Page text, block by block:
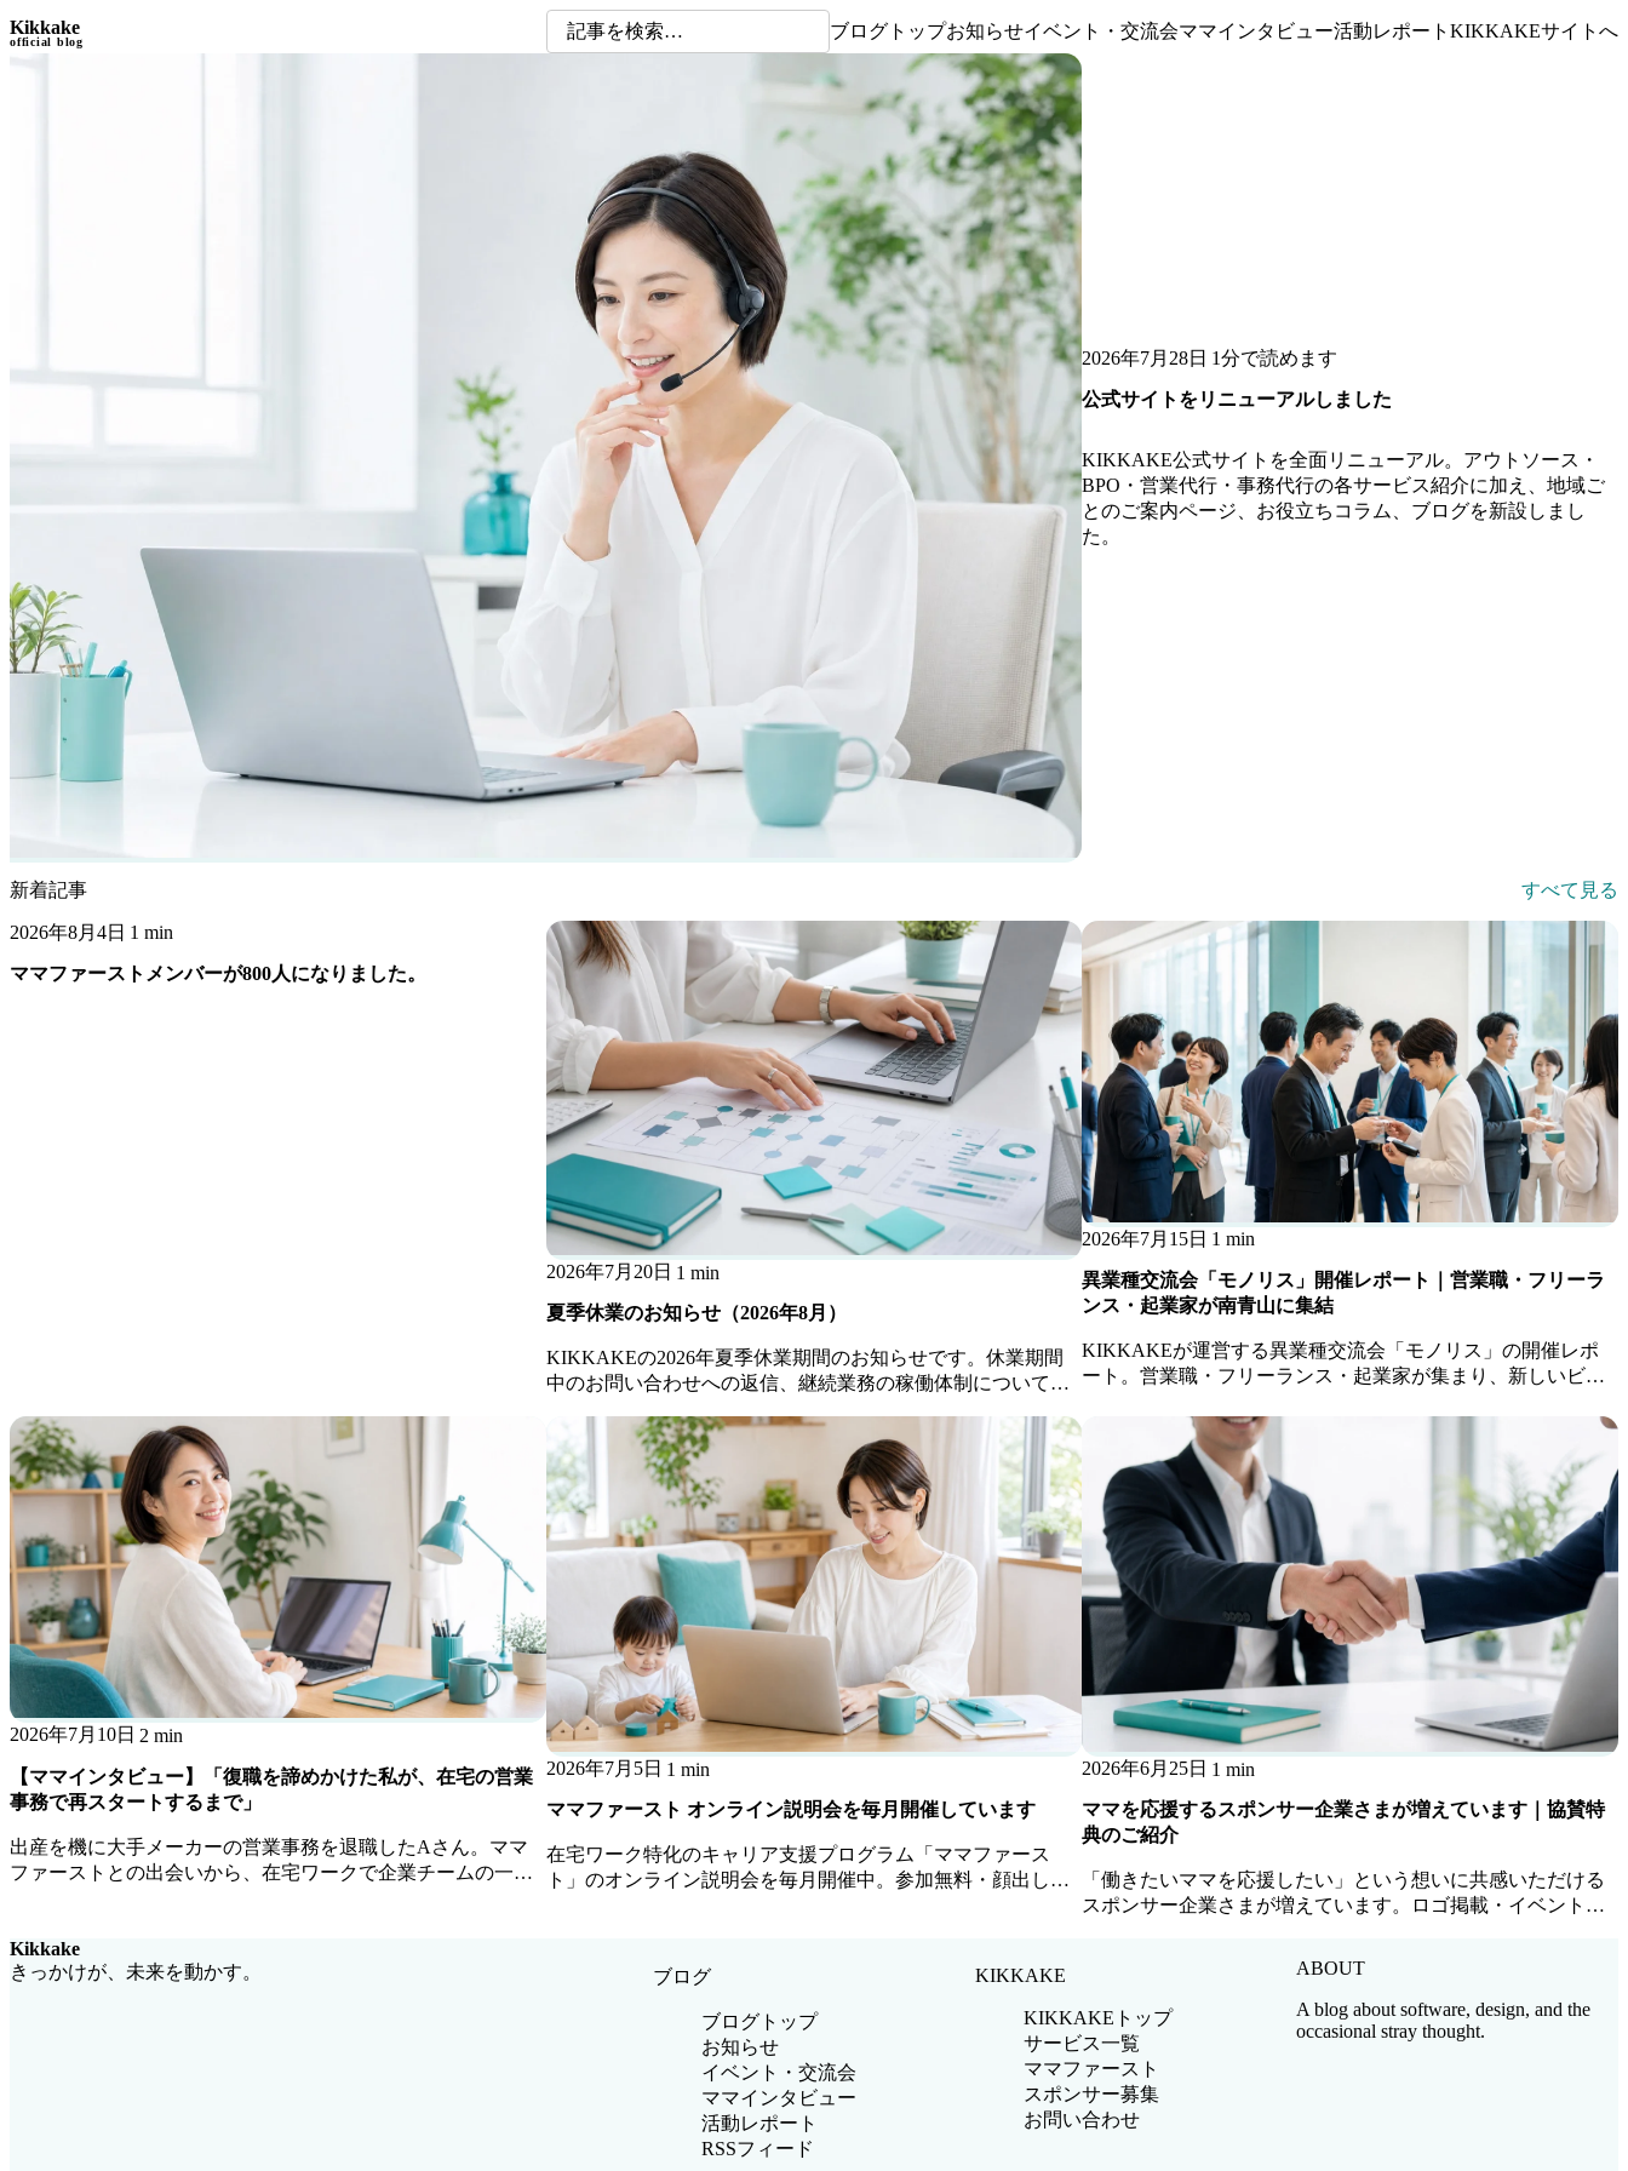
Kikkake
official blog
ブログトップお知らせイベント・交流会ママインタビュー活動レポート KIKKAKEサイトへ
2026年7月28日 1分で読めます
公式サイトをリニューアルしました
KIKKAKE公式サイトを全面リニューアル。アウトソース・
BPO・営業代行・事務代行の各サービス紹介に加え、地域ご
とのご案内ページ、お役立ちコラム、ブログを新設しまし
た。
新着記事 すべて見る
2026年8月4日 1 min
ママファーストメンバーが800人になりました。
2026年7月20日 1 min
夏季休業のお知らせ（2026年8月）
KIKKAKEの2026年夏季休業期間のお知らせです。休業期間
中のお問い合わせへの返信、継続業務の稼働体制についてご
2026年7月15日 1 min
異業種交流会「モノリス」開催レポート｜営業職・フリーラ
ンス・起業家が南青山に集結
KIKKAKEが運営する異業種交流会「モノリス」の開催レポ
ート。営業職・フリーランス・起業家が集まり、新しいビジ
2026年7月10日 2 min
【ママインタビュー】「復職を諦めかけた私が、在宅の営業
事務で再スタートするまで」
出産を機に大手メーカーの営業事務を退職したAさん。ママ
ファーストとの出会いから、在宅ワークで企業チームの一員
2026年7月5日 1 min
ママファースト オンライン説明会を毎月開催しています
在宅ワーク特化のキャリア支援プログラム「ママファース
ト」のオンライン説明会を毎月開催中。参加無料・顔出し不
2026年6月25日 1 min
ママを応援するスポンサー企業さまが増えています｜協賛特
典のご紹介
「働きたいママを応援したい」という想いに共感いただける
スポンサー企業さまが増えています。ロゴ掲載・イベント参
Kikkake
きっかけが、未来を動かす。
ブログ
ブログトップ
お知らせ
イベント・交流会
ママインタビュー
活動レポート
RSSフィード
KIKKAKE
KIKKAKEトップ
サービス一覧
ママファースト
スポンサー募集
お問い合わせ
ABOUT
A blog about software, design, and the
occasional stray thought.